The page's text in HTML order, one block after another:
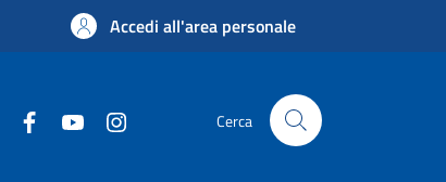
Accedi all'area personale
Cerca